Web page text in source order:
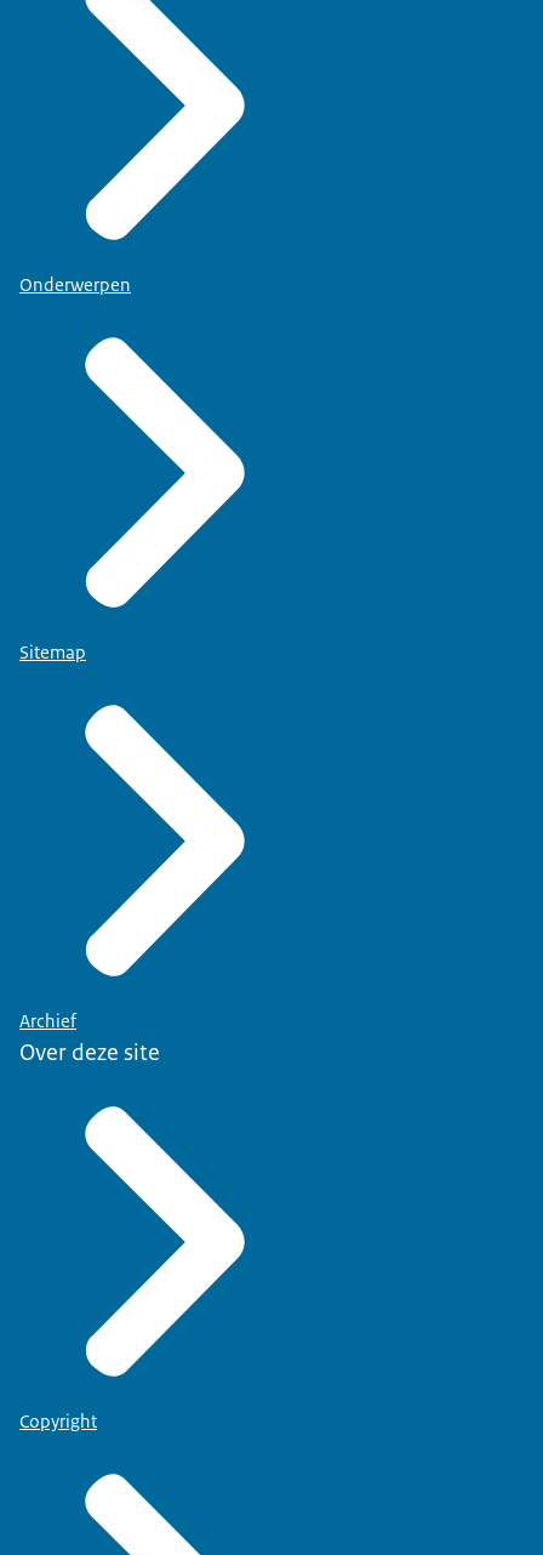
Onderwerpen
Sitemap
Archief
Over deze site
Copyright